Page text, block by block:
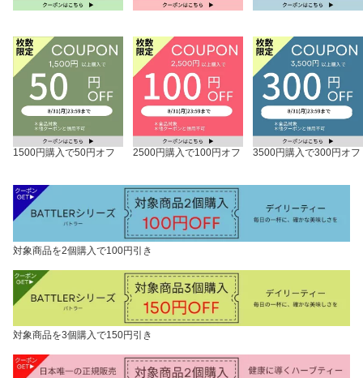
1500円購入で50円オフ 2500円購入で100円オフ 3500円購入で300円オフ
対象商品を2個購入で100円引き
対象商品を3個購入で150円引き